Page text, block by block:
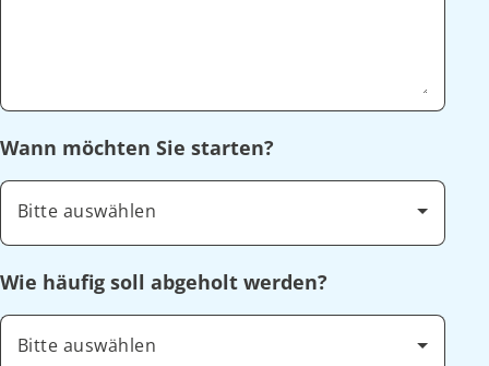
Wann möchten Sie starten?
Bitte auswählen
Wie häufig soll abgeholt werden?
Bitte auswählen